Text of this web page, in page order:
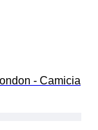
- Camicia